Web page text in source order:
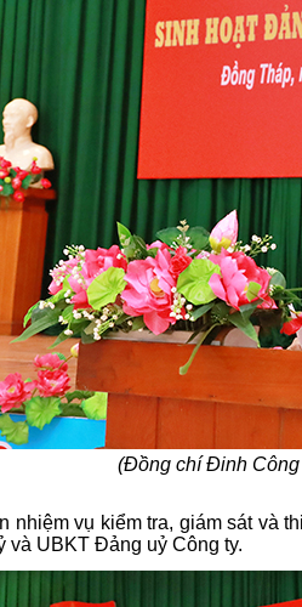
(Đồng chí Đinh
nhiệm vụ kiểm tra, giám sát và
và UBKT Đảng uỷ Công ty.